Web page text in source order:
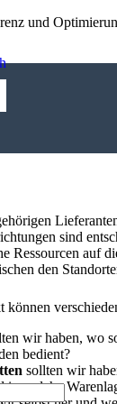
und
sind
Ressourcen auf
den
wir haben, wo
bedient?
sollten wir
in welche